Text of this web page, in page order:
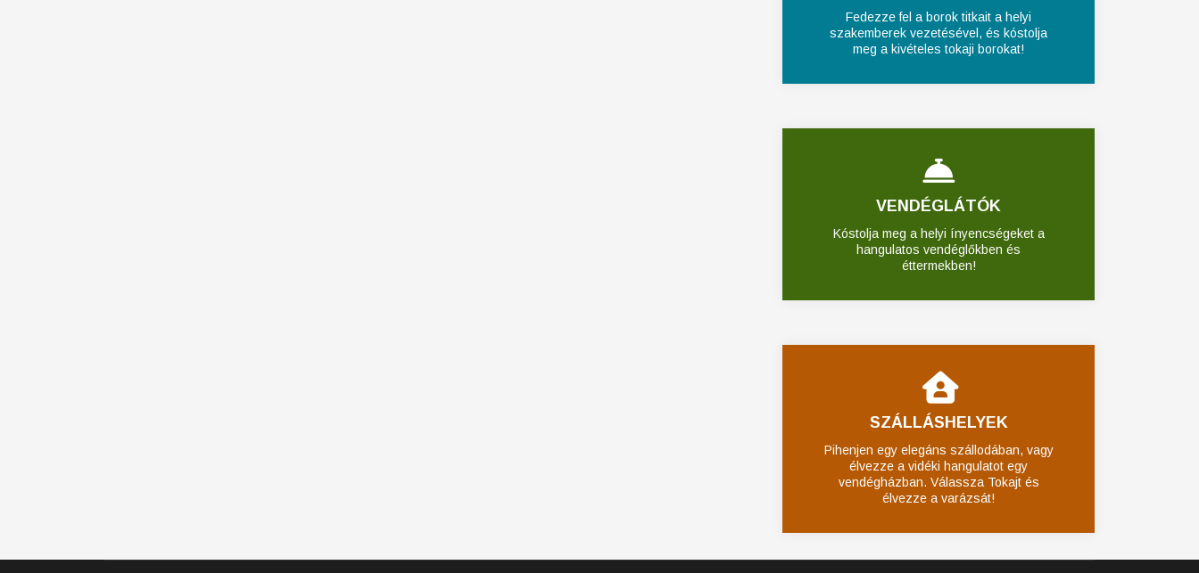
Fedezze fel a borok titkait a helyi
szakemberek vezetésével, és kóstolja
meg a kivételes tokaji borokat!
VENDÉGLÁTÓK
Kóstolja meg a helyi ínyencségeket a
hangulatos vendéglőkben és
éttermekben!
SZÁLLÁSHELYEK
Pihenjen egy elegáns szállodában, vagy
élvezze a vidéki hangulatot egy
vendégházban. Válassza Tokajt és
élvezze a varázsát!